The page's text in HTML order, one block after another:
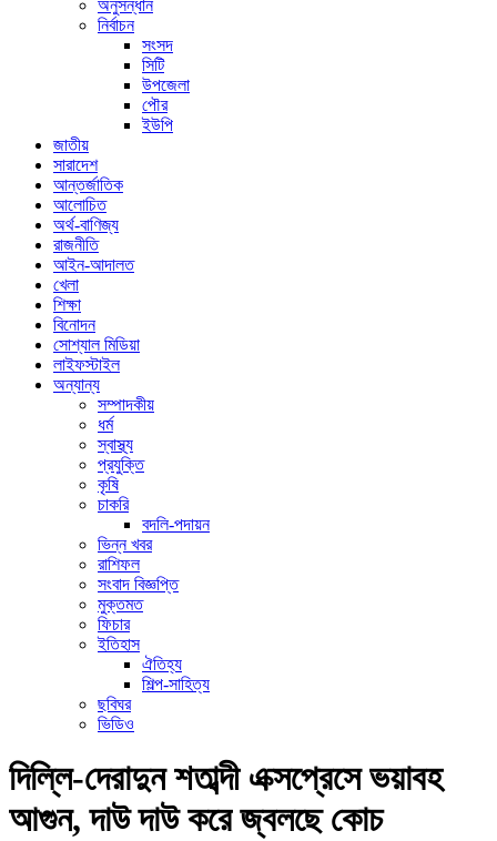
অনুসন্ধান
নির্বাচন
সংসদ
সিটি
উপজেলা
পৌর
ইউপি
জাতীয়
সারাদেশ
আন্তর্জাতিক
আলোচিত
অর্থ-বাণিজ্য
রাজনীতি
আইন-আদালত
খেলা
শিক্ষা
বিনোদন
সোশ্যাল মিডিয়া
লাইফস্টাইল
অন্যান্য
সম্পাদকীয়
ধর্ম
স্বাস্থ্য
প্রযুক্তি
কৃষি
চাকরি
বদলি-পদায়ন
ভিন্ন খবর
রাশিফল
সংবাদ বিজ্ঞপ্তি
মুক্তমত
ফিচার
ইতিহাস
ঐতিহ্য
শিল্প-সাহিত্য
ছবিঘর
ভিডিও
দিল্লি-দেরাদুন শতাব্দী এক্সপ্রেসে ভয়াবহ
আগুন, দাউ দাউ করে জ্বলছে কোচ